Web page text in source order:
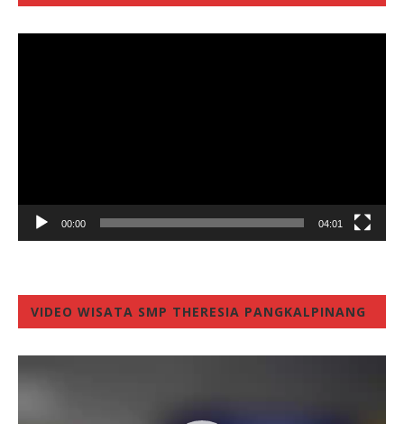
00:00 04:01
VIDEO WISATA SMP THERESIA PANGKALPINANG